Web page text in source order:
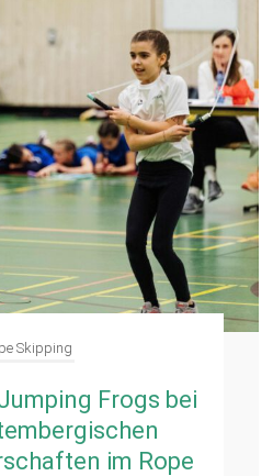
Skipping
Frogs bei
im Rope